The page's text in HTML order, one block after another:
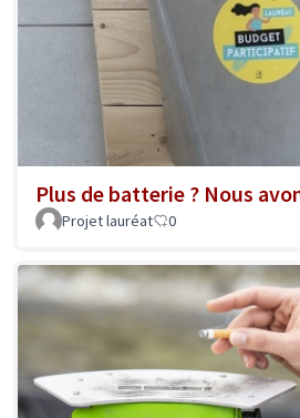
Plus de batterie ? Nous
Projet lauréat 0